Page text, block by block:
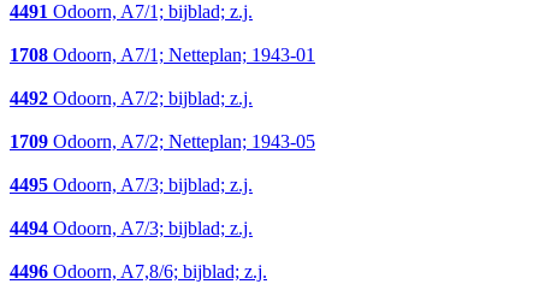
4491 Odoorn, A7/1; bijblad; z.j.
1708 Odoorn, A7/1; Netteplan; 1943-01
4492 Odoorn, A7/2; bijblad; z.j.
1709 Odoorn, A7/2; Netteplan; 1943-05
4495 Odoorn, A7/3; bijblad; z.j.
4494 Odoorn, A7/3; bijblad; z.j.
4496 Odoorn, A7,8/6; bijblad; z.j.